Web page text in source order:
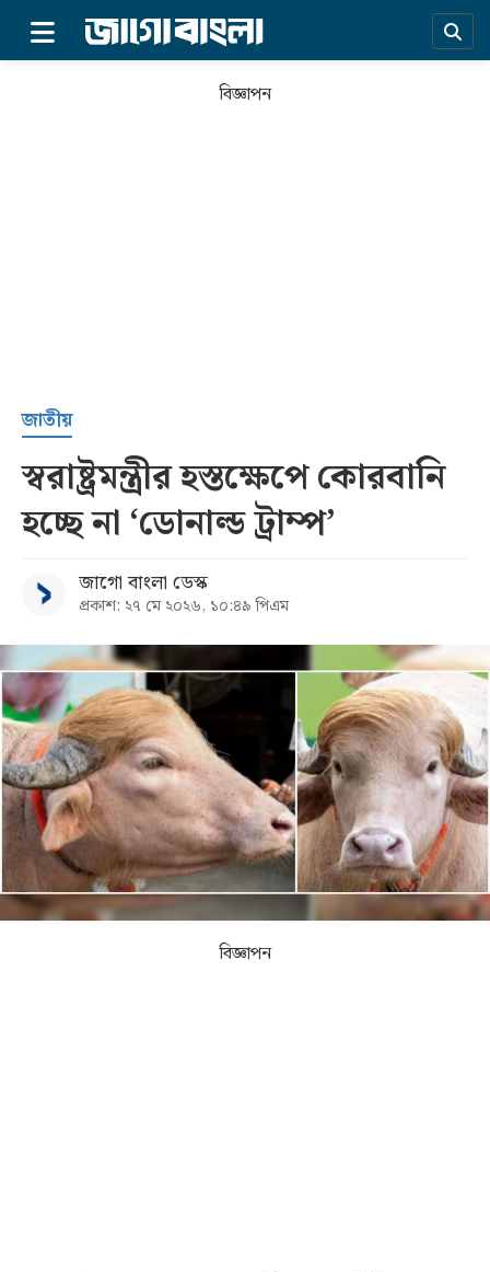
সর্বশেষ
বিভাগ
আর্কাইভ
কনভার্টার
বিজ্ঞাপন
জাতীয়
স্বরাষ্ট্রমন্ত্রীর হস্তক্ষেপে কোরবানি
হচ্ছে না ‘ডোনাল্ড ট্রাম্প’
জাগো বাংলা ডেস্ক
প্রকাশ: ২৭ মে ২০২৬, ১০:৪৯ পিএম
বিজ্ঞাপন